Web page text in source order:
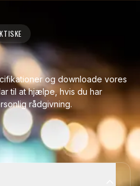
og downloade vores
til at hjælpe, hvis du har
rådgivning.